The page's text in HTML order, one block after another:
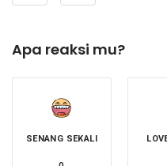
Apa reaksi mu?
SENANG SEKALI